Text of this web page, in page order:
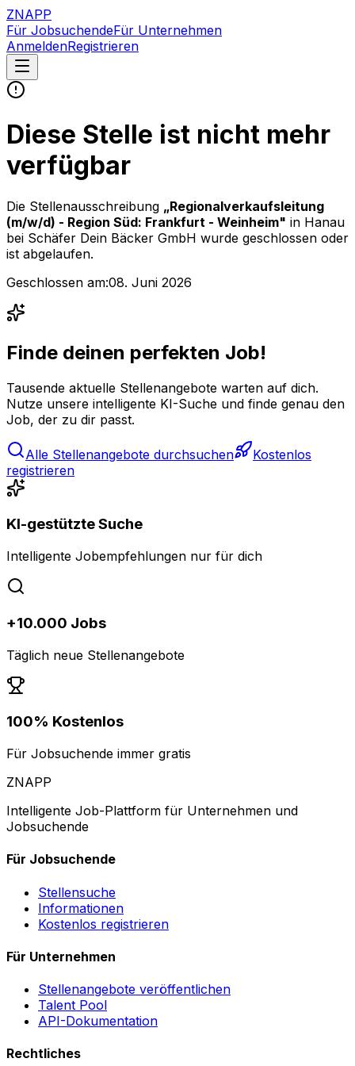
ZNAPP
Für JobsuchendeFür Unternehmen
AnmeldenRegistrieren
Diese Stelle ist nicht mehr
verfügbar
Die Stellenausschreibung „Regionalverkaufsleitung
(m/w/d) - Region Süd: Frankfurt - Weinheim" in Hanau
bei Schäfer Dein Bäcker GmbH wurde geschlossen oder
ist abgelaufen.
Geschlossen am:08. Juni 2026
Finde deinen perfekten Job!
Tausende aktuelle Stellenangebote warten auf dich.
Nutze unsere intelligente KI-Suche und finde genau den
Job, der zu dir passt.
Alle Stellenangebote durchsuchen
Kostenlos
registrieren
KI-gestützte Suche
Intelligente Jobempfehlungen nur für dich
+10.000 Jobs
Täglich neue Stellenangebote
100% Kostenlos
Für Jobsuchende immer gratis
ZNAPP
Intelligente Job-Plattform für Unternehmen und
Jobsuchende
Für Jobsuchende
Stellensuche
Informationen
Kostenlos registrieren
Für Unternehmen
Stellenangebote veröffentlichen
Talent Pool
API-Dokumentation
Rechtliches